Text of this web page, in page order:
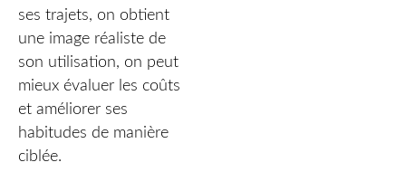
ses trajets, on obtient
une image réaliste de
son utilisation, on peut
mieux évaluer les coûts
et améliorer ses
habitudes de manière
ciblée.